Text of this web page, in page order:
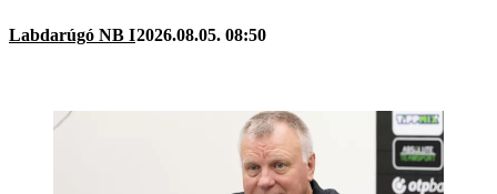
Labdarúgó NB I2026.08.05. 08:50